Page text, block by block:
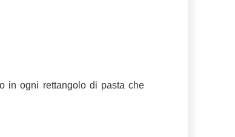
in ogni rettangolo di pasta che